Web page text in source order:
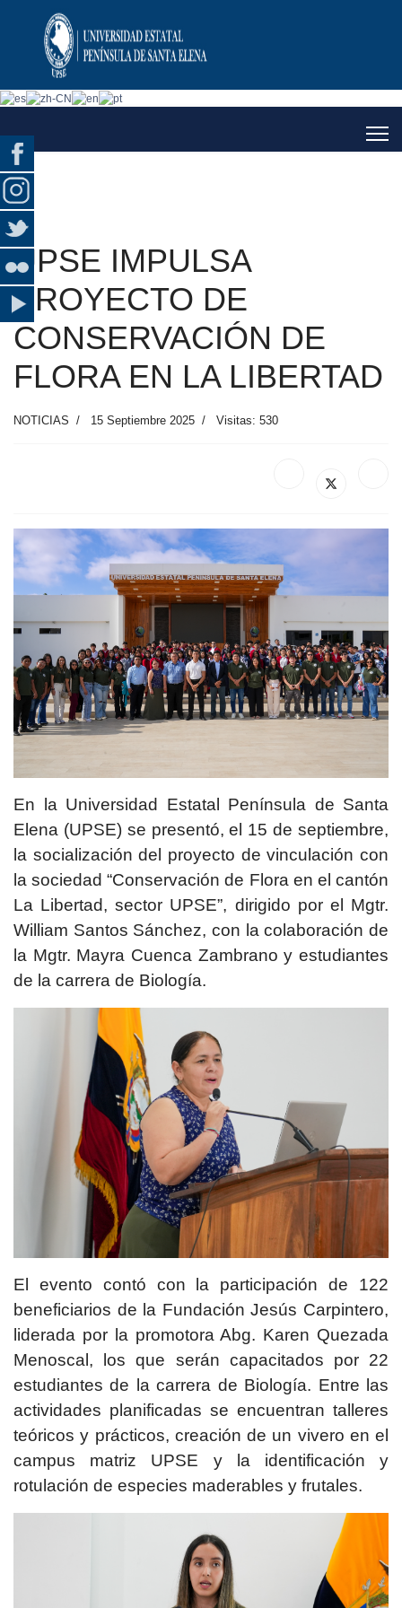
UPSE IMPULSA
PROYECTO DE
CONSERVACIÓN DE
FLORA EN LA LIBERTAD
NOTICIAS 15 Septiembre 2025 Visitas: 530
En la Universidad Estatal Península de Santa
Elena (UPSE) se presentó, el 15 de septiembre,
la socialización del proyecto de vinculación con
la sociedad “Conservación de Flora en el cantón
La Libertad, sector UPSE”, dirigido por el Mgtr.
William Santos Sánchez, con la colaboración de
la Mgtr. Mayra Cuenca Zambrano y estudiantes
de la carrera de Biología.
El evento contó con la participación de 122
beneficiarios de la Fundación Jesús Carpintero,
liderada por la promotora Abg. Karen Quezada
Menoscal, los que serán capacitados por 22
estudiantes de la carrera de Biología. Entre las
actividades planificadas se encuentran talleres
teóricos y prácticos, creación de un vivero en el
campus matriz UPSE y la identificación y
rotulación de especies maderables y frutales.